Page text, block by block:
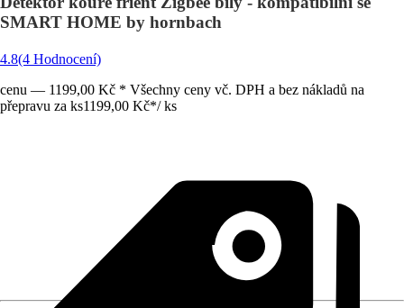
SMART HOME by hornbach
4.8(4 Hodnocení)
cenu — 1199,00 Kč * Všechny ceny vč. DPH a bez nákladů na
přepravu za ks1199,00 Kč*/ ks